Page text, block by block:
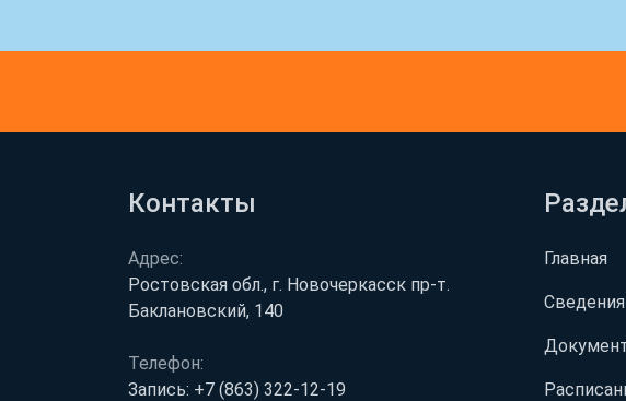
Контакты
Адрес:
Ростовская обл., г. Новочеркасск пр-т.
Баклановский, 140
Телефон:
Запись: +7 (863) 322-12-19
Главная